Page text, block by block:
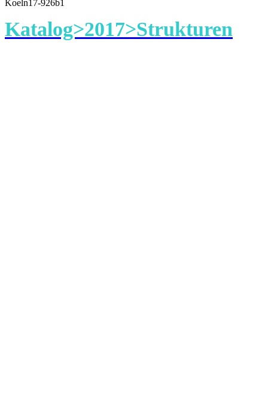
Koeln17-926b1
Katalog>2017>Strukturen